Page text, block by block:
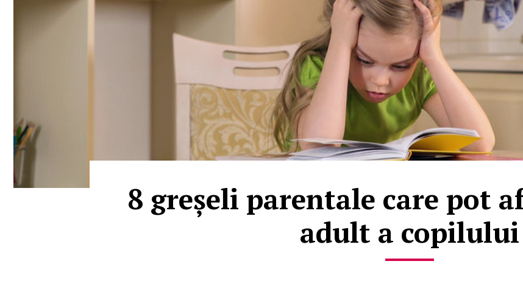
8 greșeli parentale care pot
adult a copilului